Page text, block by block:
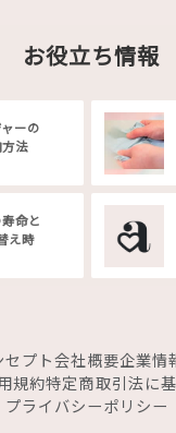
お役立ち情報
ーの
法
命と
え時
プト会社概要企業情
規約特定商取引法に
プライバシーポリシー